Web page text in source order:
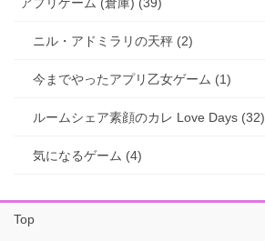
ニル・アドミラリの天秤 (2)
今までやったアプリ乙女ゲーム (1)
ルームシェア素顔のカレ Love Days (32)
気になるゲーム (4)
Top